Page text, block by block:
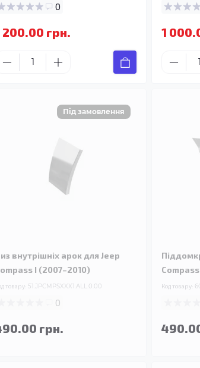
0
200.00 грн. 1
внутрішніх арок для Jeep
I (2007–2010)
товару: 51.JPCMPSXXX1.ALL.0.00
0
грн.
Код товару: